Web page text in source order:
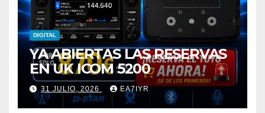
DIGITAL
YA ABIERTAS LAS RESERVAS
EN UK ICOM 5200
31 JULIO, 2026 EA7IYR